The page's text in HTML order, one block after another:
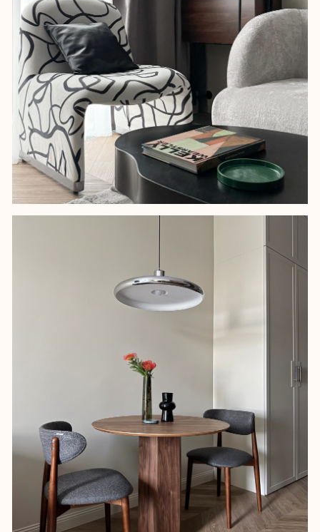
Лобби и архитектура ЖК натолкнули на
идею спокойного концепта с игрой
фактур и интересными акцентами. В
основе интерьера – сдержанная
палитра, чистые формы и
выразительные детали. Винтажные
акценты придали интерьеру характер,